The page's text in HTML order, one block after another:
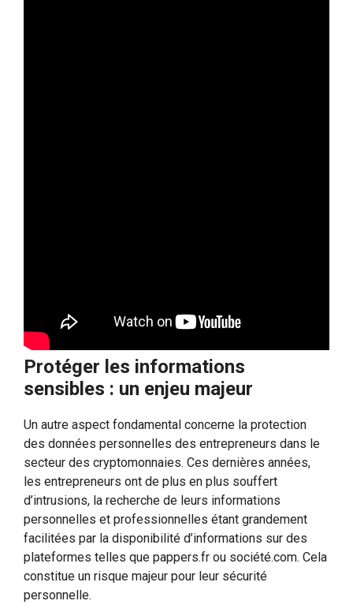
Protéger les informations
sensibles : un enjeu majeur
Un autre aspect fondamental concerne la protection
des données personnelles des entrepreneurs dans le
secteur des cryptomonnaies. Ces dernières années,
les entrepreneurs ont de plus en plus souffert
d’intrusions, la recherche de leurs informations
personnelles et professionnelles étant grandement
facilitées par la disponibilité d’informations sur des
plateformes telles que pappers.fr ou société.com. Cela
constitue un risque majeur pour leur sécurité
personnelle.